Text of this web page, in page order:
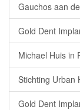
Gauchos aan
Gold Dent
Michael Huis in
Stichting Urban
Gold Dent